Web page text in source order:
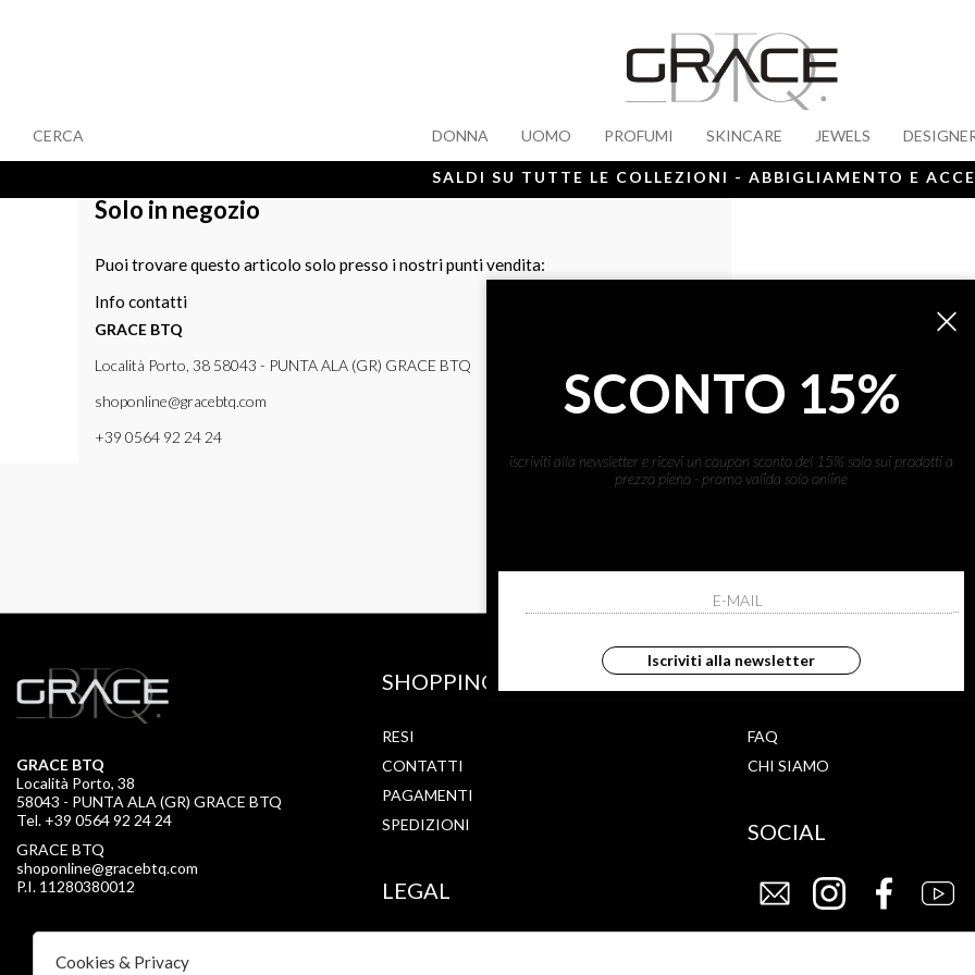
DONNA UOMO PROFUMI SKINCARE JEWELS
CERCA
SALDI SU TUTTE LE COLLEZIONI - ABBIGLIAMENTO E
Solo in negozio
Puoi trovare questo articolo solo presso i nostri punti vendita:
Info contatti
GRACE BTQ
Località Porto, 38 58043 - PUNTA ALA (GR) GRACE BTQ
shoponline@gracebtq.com
+39 0564 92 24 24
ISCRIVITI ALLA
ho letto ed accettato le condizioni sulla
GRACE BTQ
Località Porto, 38
58043 - PUNTA ALA (GR) GRACE BTQ
Tel. +39 0564 92 24 24
GRACE BTQ
shoponline@gracebtq.com
P.I. 11280380012
SHOPPING
RESI
CONTATTI
PAGAMENTI
SPEDIZIONI
LEGAL
STORE
FAQ
CHI SIAMO
SOCIAL
SCONTO 15%
iscriviti alla newsletter e ricevi un coupon sconto del 15% solo sui prodotti a
prezzo pieno - promo valida solo online
Iscriviti alla newsletter
Cookies & Privacy